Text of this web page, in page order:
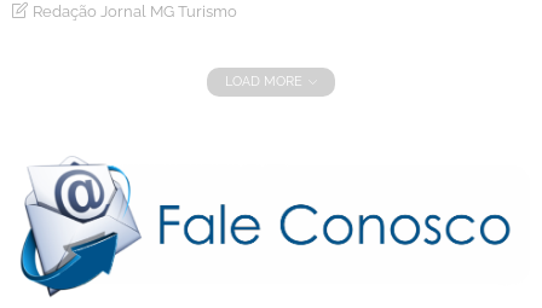
Redação Jornal MG Turismo
LOAD MORE